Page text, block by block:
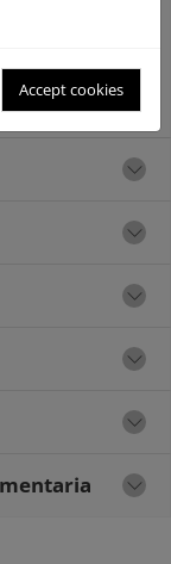
Accept cookies